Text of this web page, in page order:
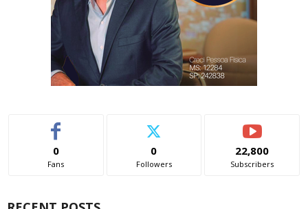
0
Fans
0
Followers
22,800
Subscribers